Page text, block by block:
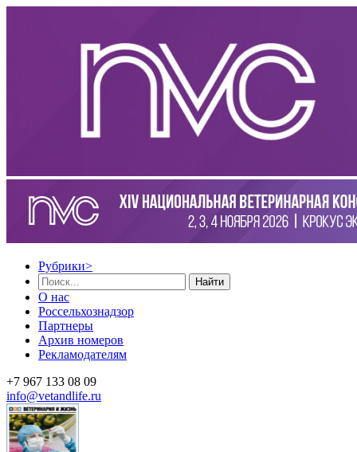
Рубрики>
Найти
О нас
Россельхознадзор
Партнеры
Архив номеров
Рекламодателям
+7 967 133 08 09
info@vetandlife.ru